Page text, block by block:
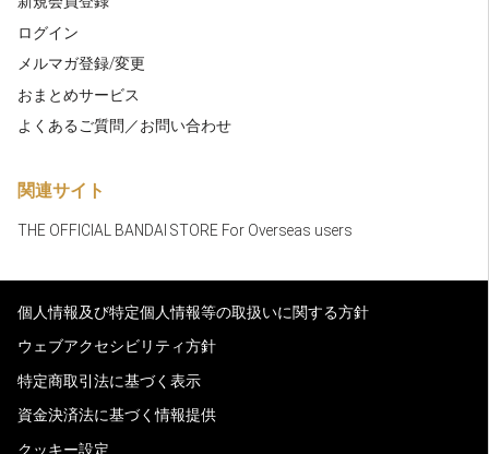
ログイン
メルマガ登録/変更
おまとめサービス
よくあるご質問／お問い合わせ
関連サイト
THE OFFICIAL BANDAI STORE For Overseas users
個人情報及び特定個人情報等の取扱いに関する方針
ウェブアクセシビリティ方針
特定商取引法に基づく表示
資金決済法に基づく情報提供
クッキー設定